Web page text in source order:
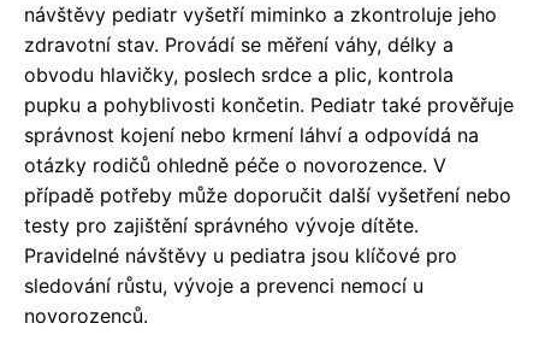
návštěvy pediatr vyšetří miminko a zkontroluje jeho
zdravotní stav. Provádí se měření váhy, délky a
obvodu hlavičky, poslech srdce a plic, kontrola
pupku a pohyblivosti končetin. Pediatr také prověřuje
správnost kojení nebo krmení láhví a odpovídá na
otázky rodičů ohledně péče o novorozence. V
případě potřeby může doporučit další vyšetření nebo
testy pro zajištění správného vývoje dítěte.
Pravidelné návštěvy u pediatra jsou klíčové pro
sledování růstu, vývoje a prevenci nemocí u
novorozenců.